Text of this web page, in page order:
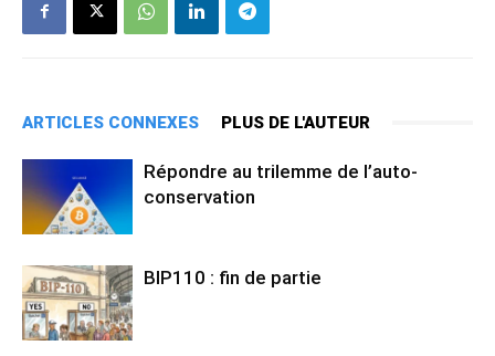
ARTICLES CONNEXES PLUS DE L'AUTEUR
Répondre au trilemme de l’auto-
conservation
BIP110 : fin de partie